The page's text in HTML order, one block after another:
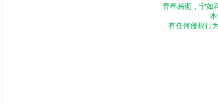
青春易逝，宁如
有任何侵权行